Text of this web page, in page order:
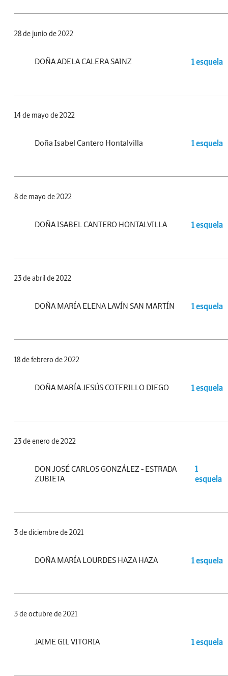
28 de junio de 2022
DOÑA ADELA CALERA SAINZ 1 esquela
14 de mayo de 2022
Doña Isabel Cantero Hontalvilla 1 esquela
8 de mayo de 2022
DOÑA ISABEL CANTERO HONTALVILLA 1 esquela
23 de abril de 2022
DOÑA MARÍA ELENA LAVÍN SAN MARTÍN 1 esquela
18 de febrero de 2022
DOÑA MARÍA JESÚS COTERILLO DIEGO 1 esquela
23 de enero de 2022
DON JOSÉ CARLOS GONZÁLEZ - ESTRADA
ZUBIETA
1
esquela
3 de diciembre de 2021
DOÑA MARÍA LOURDES HAZA HAZA 1 esquela
3 de octubre de 2021
JAIME GIL VITORIA 1 esquela